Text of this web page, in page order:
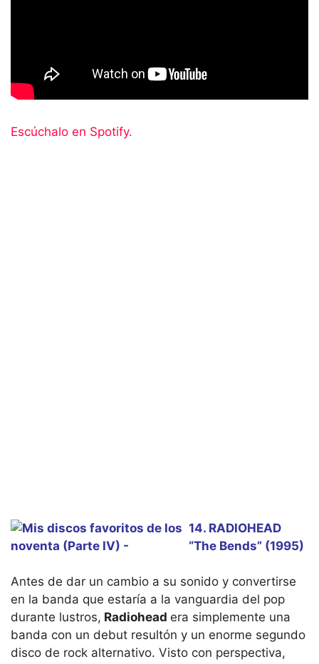
Escúchalo en Spotify.
14. RADIOHEAD
“The Bends” (1995)
Antes de dar un cambio a su sonido y convertirse
en la banda que estaría a la vanguardia del pop
durante lustros, Radiohead era simplemente una
banda con un debut resultón y un enorme segundo
disco de rock alternativo. Visto con perspectiva,